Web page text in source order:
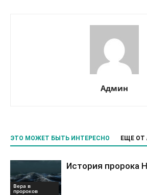
Админ
ЭТО МОЖЕТ БЫТЬ ИНТЕРЕСНО ЕЩЕ ОТ
Вера в
пророков